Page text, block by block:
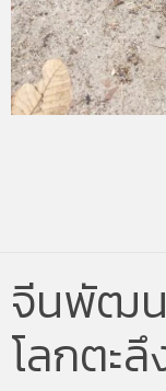
จีนพัฒน
โลกตะ